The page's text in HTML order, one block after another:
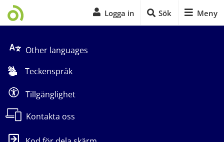
Logga in Sök Meny
Other languages
Teckenspråk
Tillgänglighet
Kontakta oss